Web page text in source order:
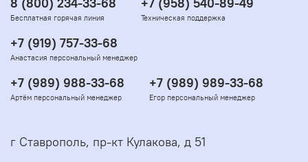
8 (800) 234-33-68
Бесплатная горячая линия
+7 (958) 540-89-49
Техническая поддержка
+7 (919) 757-33-68
Анастасия персональный менеджер
+7 (989) 988-33-68
Артём персональный менеджер
+7 (989) 989-33-68
Егор персональный менеджер
г Ставрополь, пр-кт Кулакова, д 51